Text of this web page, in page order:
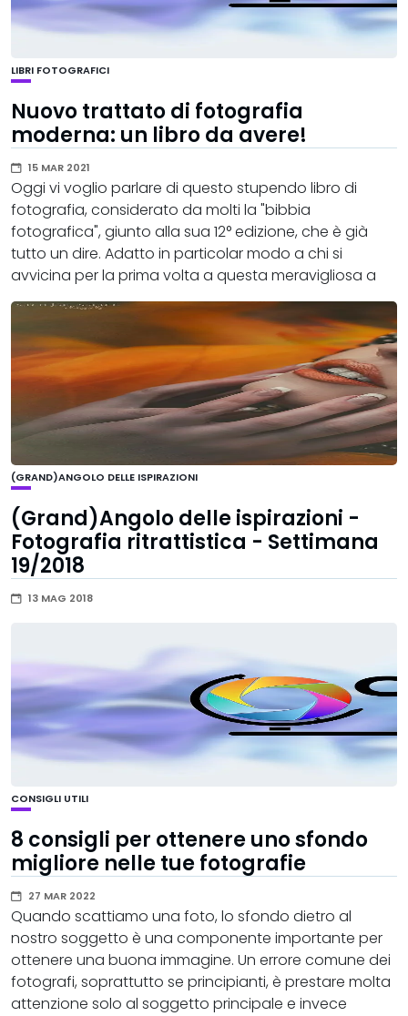
LIBRI FOTOGRAFICI
Nuovo trattato di fotografia
moderna: un libro da avere!
15 MAR 2021
Oggi vi voglio parlare di questo stupendo libro di
fotografia, considerato da molti la "bibbia
fotografica", giunto alla sua 12° edizione, che è già
tutto un dire. Adatto in particolar modo a chi si
avvicina per la prima volta a questa meravigliosa a
(GRAND)ANGOLO DELLE ISPIRAZIONI
(Grand)Angolo delle ispirazioni -
Fotografia ritrattistica - Settimana
19/2018
13 MAG 2018
CONSIGLI UTILI
8 consigli per ottenere uno sfondo
migliore nelle tue fotografie
27 MAR 2022
Quando scattiamo una foto, lo sfondo dietro al
nostro soggetto è una componente importante per
ottenere una buona immagine. Un errore comune dei
fotografi, soprattutto se principianti, è prestare molta
attenzione solo al soggetto principale e invece